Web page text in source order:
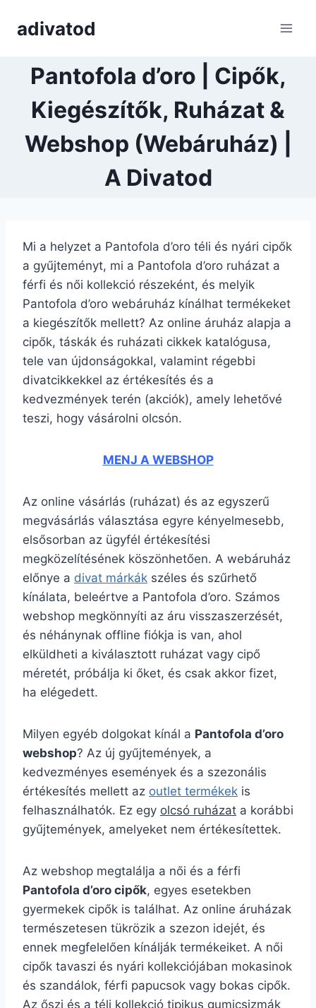
adivatod
Pantofola d’oro | Cipők,
Kiegészítők, Ruházat &
Webshop (Webáruház) |
A Divatod
Mi a helyzet a Pantofola d’oro téli és nyári cipők
a gyűjteményt, mi a Pantofola d’oro ruházat a
férfi és női kollekció részeként, és melyik
Pantofola d’oro webáruház kínálhat termékeket
a kiegészítők mellett? Az online áruház alapja a
cipők, táskák és ruházati cikkek katalógusa,
tele van újdonságokkal, valamint régebbi
divatcikkekkel az értékesítés és a
kedvezmények terén (akciók), amely lehetővé
teszi, hogy vásárolni olcsón.
MENJ A WEBSHOP
Az online vásárlás (ruházat) és az egyszerű
megvásárlás választása egyre kényelmesebb,
elsősorban az ügyfél értékesítési
megközelítésének köszönhetően. A webáruház
előnye a divat márkák széles és szűrhető
kínálata, beleértve a Pantofola d’oro. Számos
webshop megkönnyíti az áru visszaszerzését,
és néhánynak offline fiókja is van, ahol
elküldheti a kiválasztott ruházat vagy cipő
méretét, próbálja ki őket, és csak akkor fizet,
ha elégedett.
Milyen egyéb dolgokat kínál a Pantofola d’oro
webshop? Az új gyűjtemények, a
kedvezményes események és a szezonális
értékesítés mellett az outlet termékek is
felhasználhatók. Ez egy olcsó ruházat a korábbi
gyűjtemények, amelyeket nem értékesítettek.
Az webshop megtalálja a női és a férfi
Pantofola d’oro cipők, egyes esetekben
gyermekek cipők is találhat. Az online áruházak
természetesen tükrözik a szezon idejét, és
ennek megfelelően kínálják termékeiket. A női
cipők tavaszi és nyári kollekciójában mokasinok
és szandálok, férfi papucsok vagy bokas cipők.
Az őszi és a téli kollekció tipikus gumicsizmák